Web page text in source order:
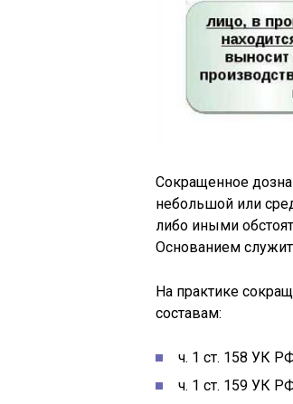
Сокращенное
небольшой или
либо иными
Основанием служит
На практике
составам:
ч. 1 ст. 158 УК
ч. 1 ст. 159 УК